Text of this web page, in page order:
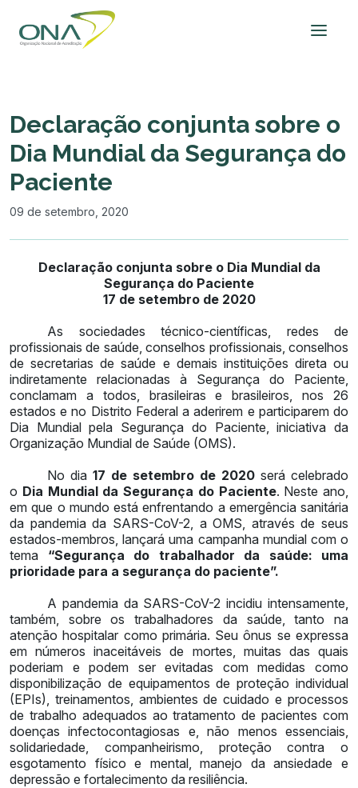
Declaração conjunta sobre o
Dia Mundial da Segurança do
Paciente
09 de setembro, 2020
Declaração conjunta sobre o Dia Mundial da
Segurança do Paciente
17 de setembro de 2020
As sociedades técnico-científicas, redes de
profissionais de saúde, conselhos profissionais, conselhos
de secretarias de saúde e demais instituições direta ou
indiretamente relacionadas à Segurança do Paciente,
conclamam a todos, brasileiras e brasileiros, nos 26
estados e no Distrito Federal a aderirem e participarem do
Dia Mundial pela Segurança do Paciente, iniciativa da
Organização Mundial de Saúde (OMS).
No dia17 de setembro de 2020será celebrado
o Dia Mundial da Segurança do Paciente. Neste ano,
em que o mundo está enfrentando a emergência sanitária
da pandemia da SARS-CoV-2, a OMS, através de seus
estados-membros, lançará uma campanha mundial com o
tema “Segurança do trabalhador da saúde: uma
prioridade para a segurança do paciente”.
A pandemia da SARS-CoV-2 incidiu intensamente,
também, sobre os trabalhadores da saúde, tanto na
atenção hospitalar como primária. Seu ônus se expressa
em números inaceitáveis de mortes, muitas das quais
poderiam e podem ser evitadas com medidas como
disponibilização de equipamentos de proteção individual
(EPIs), treinamentos, ambientes de cuidado e processos
de trabalho adequados ao tratamento de pacientes com
doenças infectocontagiosas e, não menos essenciais,
solidariedade, companheirismo, proteção contra o
esgotamento físico e mental, manejo da ansiedade e
depressão e fortalecimento da resiliência.